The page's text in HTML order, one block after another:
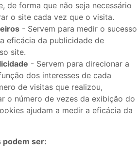
de forma que não seja necessário
o site cada vez que o visita.
- Servem para medir o sucesso
eficácia da publicidade de
site.
- Servem para direcionar a
dos interesses de cada
de visitas que realizou,
o número de vezes da exibição do
ajudam a medir a eficácia da
podem ser: